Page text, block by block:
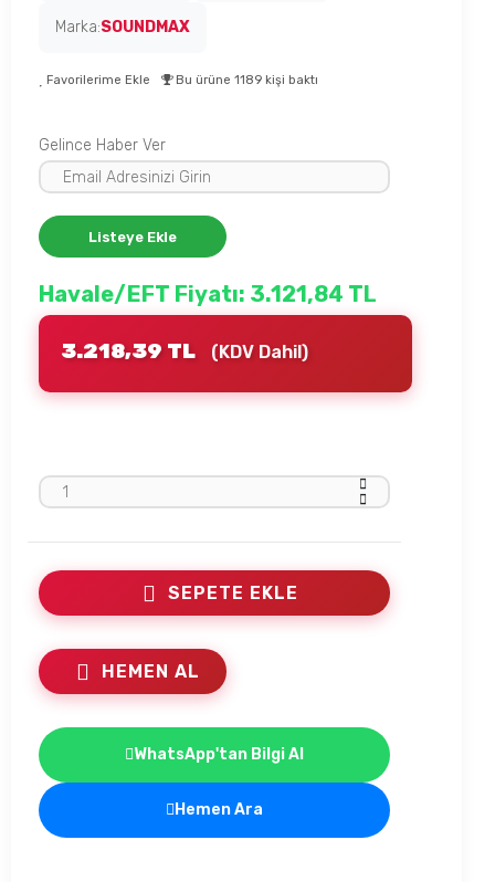
Marka:SOUNDMAX
Favorilerime Ekle Bu ürüne 1189 kişi baktı
Gelince Haber Ver
Listeye Ekle
Havale/EFT Fiyatı: 3.121,84 TL
3.218,39 TL (KDV Dahil)
SEPETE EKLE
HEMEN AL
WhatsApp'tan Bilgi Al
Hemen Ara